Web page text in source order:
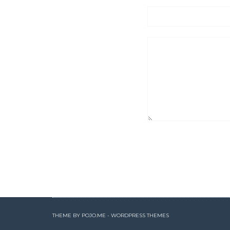
THEME BY POJO.ME - WORDPRESS THEMES